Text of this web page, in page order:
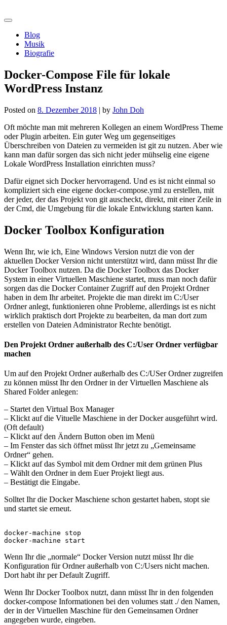
to
Blog
Musik
Biografie
Docker-Compose File für lokale
WordPress Instanz
Posted on 8. Dezember 2018 | by John Doh
Oft möchte man mit mehreren Kollegen an einem WordPress Theme
oder Plugin arbeiten. Ein guter Weg um gegenseitiges
Überschreiben von Dateien zu vermeiden ist git zu nutzen. Aber wie
kann man dafür sorgen das sich nicht jeder mühselig eine eigene
Lokale WordPress Installation einrichten muss?
Dafür eignet sich Docker hervorragend. Und es ist nicht einmal so
kompliziert sich eine eigene docker-compose.yml zu erstellen, mit
der jeder, der das Projekt von git auscheckt, direkt, mit einer Zeile in
der Cmd, die Umgebung für die lokale Entwicklung starten kann.
Docker Toolbox Konfiguration
Wenn Ihr, wie ich, Eine Windows Version nutzt die von der
aktuellen Docker Version nicht unterstützt wird, dann müsst Ihr die
Docker Toolbox nutzen. Da die Docker Toolbox das Docker
System in einer Virtuellen Maschiene startet, muss man noch dafür
sorgen das die Docker Container Zugriff auf den Projekt Ordner
haben in dem Ihr arbeitet. Projekte die man direkt im C:/User
Ordner anlegt, funktionieren ohne Probleme, allerdings ist es nicht
wirklich praktisch dort Projekte zu bearbeiten, da man dort zum
erstellen von Dateien Administrator Rechte benötigt.
Den Projekt Ordner außerhalb des C:/User Ordner verfügbar
machen
Um auf den Projekt Ordner außerhalb des C:/USer Ordner zugreifen
zu können müsst Ihr den Ordner in der Virtuellen Maschiene als
Shared Folder anlegen:
– Startet den Virtual Box Manager
– Klickt auf die Vituelle Maschiene in der Docker ausgeführt wird.
(Oft default)
– Klickt auf den Ändern Button oben im Menü
– Im Fenster das sich öffnet müsst Ihr jetzt zu „Gemeinsame
Ordner“ gehen.
– Klickt auf das Symbol mit dem Ordner mit dem grünen Plus
– Wählt den Ordner in dem Euer Projekt liegt aus.
– Bestätigt die Eingabe.
Solltet Ihr die Docker Maschiene schon gestartet haben, stopt sie
und startet sie erneut.
docker-machine stop
Wenn Ihr die „normale“ Docker Version nutzt müsst Ihr die
Konfiguration für Ordner außerhalb von C:/Users nicht machen.
Dort habt ihr per Default Zugriff.
Wenn Ihr Docker Toolbox nutzt, dann müsst Ihr in den folgenden
docker-compose Informationen bei den volumes statt ./ den Namen,
der in der Virtuellen Maschine für den Gemeinsamen Ordner
angegeben wurde, eingeben.